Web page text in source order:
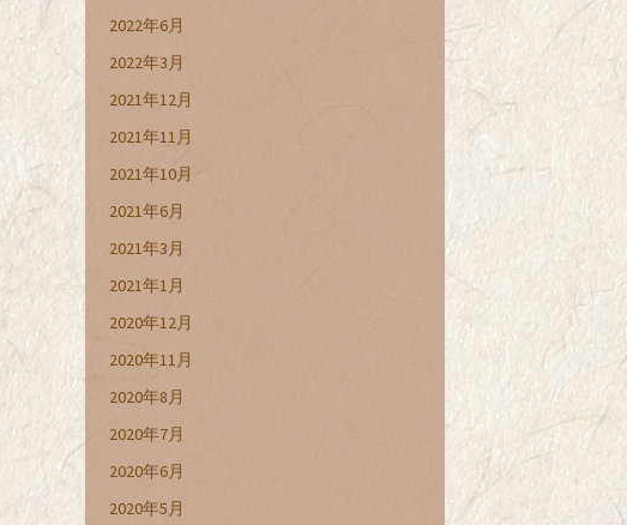
2022年6月
2022年3月
2021年12月
2021年11月
2021年10月
2021年6月
2021年3月
2021年1月
2020年12月
2020年11月
2020年8月
2020年7月
2020年6月
2020年5月